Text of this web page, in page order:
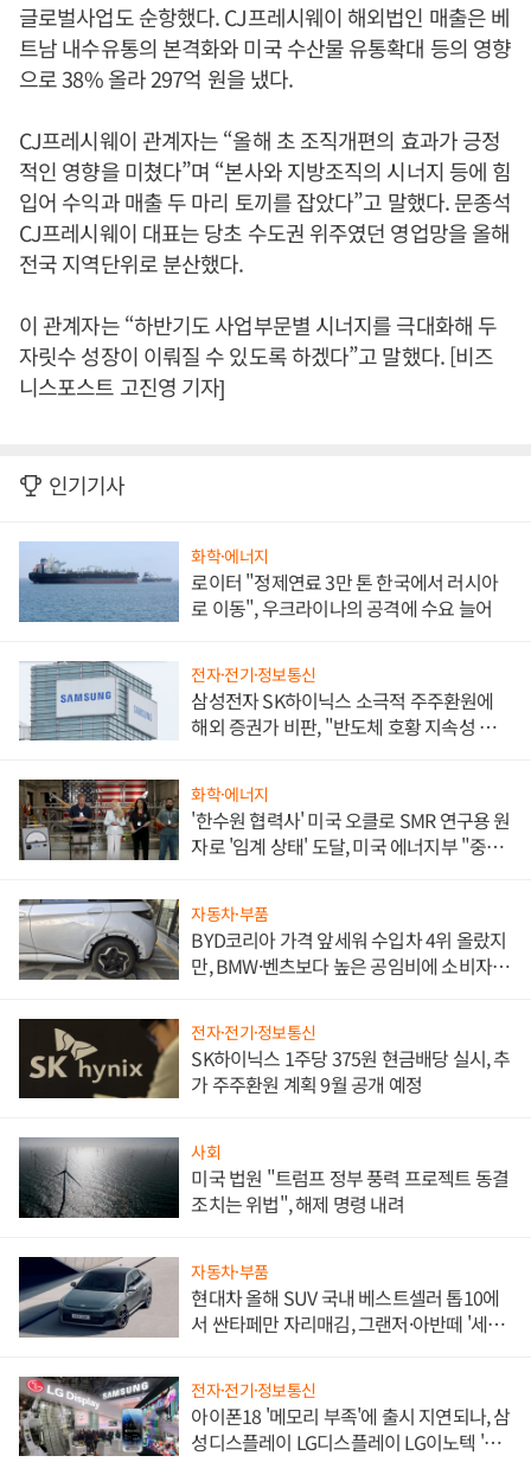
글로벌사업도 순항했다. CJ프레시웨이 해외법인 매출은 베
트남 내수유통의 본격화와 미국 수산물 유통확대 등의 영향
으로 38% 올라 297억 원을 냈다.
CJ프레시웨이 관계자는 “올해 초 조직개편의 효과가 긍정
적인 영향을 미쳤다”며 “본사와 지방조직의 시너지 등에 힘
입어 수익과 매출 두 마리 토끼를 잡았다”고 말했다. 문종석
CJ프레시웨이 대표는 당초 수도권 위주였던 영업망을 올해
전국 지역단위로 분산했다.
이 관계자는 “하반기도 사업부문별 시너지를 극대화해 두
자릿수 성장이 이뤄질 수 있도록 하겠다”고 말했다. [비즈
니스포스트 고진영 기자]
인기기사
화학·에너지
로이터 "정제연료 3만 톤 한국에서 러시아
로 이동", 우크라이나의 공격에 수요 늘어
전자·전기·정보통신
삼성전자 SK하이닉스 소극적 주주환원에
해외 증권가 비판, "반도체 호황 지속성 의
화학·에너지
'한수원 협력사' 미국 오클로 SMR 연구용 원
자로 '임계 상태' 도달, 미국 에너지부 "중요
자동차·부품
BYD코리아 가격 앞세워 수입차 4위 올랐지
만, BMW·벤츠보다 높은 공임비에 소비자
전자·전기·정보통신
SK하이닉스 1주당 375원 현금배당 실시, 추
가 주주환원 계획 9월 공개 예정
사회
미국 법원 "트럼프 정부 풍력 프로젝트 동결
조치는 위법", 해제 명령 내려
자동차·부품
현대차 올해 SUV 국내 베스트셀러 톱10에
서 싼타페만 자리매김, 그랜저·아반떼 '세단
전자·전기·정보통신
아이폰18 '메모리 부족'에 출시 지연되나, 삼
성디스플레이 LG디스플레이 LG이노텍 '탈